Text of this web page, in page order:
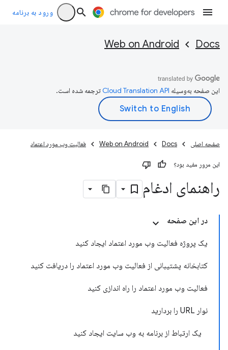
ورود به برنامه
Docs
Web on Android
این صفحه به‌وسیله ترجمه شده است.
صفحه اصلی Docs
Web on Android فعالیت وب مورد اعتماد
این مرور مفید بود؟
راهنمای ادغام
در این صفحه
یک پروژه فعالیت وب مورد اعتماد ایجاد کنید
کتابخانه پشتیبانی از فعالیت وب مورد اعتماد را دریافت کنید
فعالیت وب مورد اعتماد را راه اندازی کنید
نوار URL را بردارید
یک ارتباط از برنامه به وب سایت ایجاد کنید